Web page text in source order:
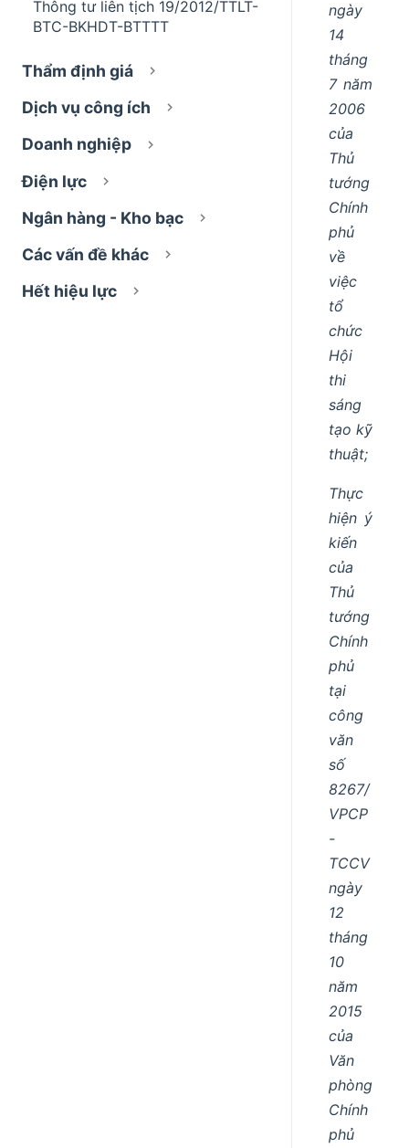
Thông tư liên tịch 19/2012/TTLT-
BTC-BKHDT-BTTTT
Thẩm định giá
Dịch vụ công ích
Doanh nghiệp
Điện lực
Ngân hàng - Kho bạc
Các vấn đề khác
Hết hiệu lực
ngày
14
tháng
7 năm
2006
của
Thủ
tướng
Chính
phủ
về
việc
tổ
chức
Hội
thi
sáng
tạo kỹ
thuật;
Thực
hiện ý
kiến
của
Thủ
tướng
Chính
phủ
tại
công
văn
số
8267/
VPCP
-
TCCV
ngày
12
tháng
10
năm
2015
của
Văn
phòng
Chính
phủ